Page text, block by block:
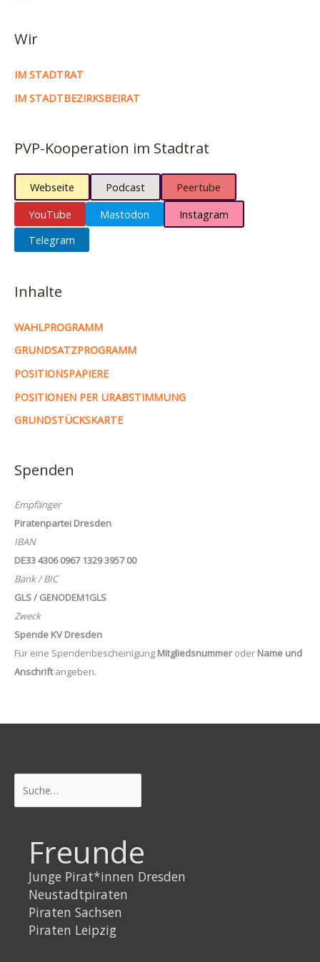
Wir
IM STADTRAT
IM STADTBEZIRKSBEIRAT
PVP-Kooperation im Stadtrat
Webseite Podcast
Peertube
YouTube
Mastodon
Instagram
Telegram
Inhalte
WAHLPROGRAMM
GRUNDSATZPROGRAMM
POSITIONSPAPIERE
POSITIONEN PER URABSTIMMUNG
GRUNDSTÜCKSKARTE
Spenden
Empfänger
Piratenpartei Dresden
IBAN
DE33 4306 0967 1329 3957 00
Bank / BIC
GLS / GENODEM1GLS
Zweck
Spende KV Dresden
Für eine Spendenbescheinigung Mitgliedsnummeroder Name und
Anschriftangeben.
Freunde
Junge Pirat*innen Dresden
Neustadtpiraten
Piraten Sachsen
Piraten Leipzig